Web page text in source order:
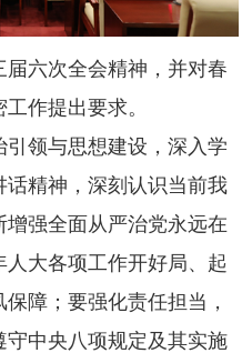
六次全会精神，并对春
作提出要求。
领与思想建设，深入学
精神，深刻认识当前我
强全面从严治党永远在
大各项工作开好局、起
障；要强化责任担当，
中央八项规定及其实施